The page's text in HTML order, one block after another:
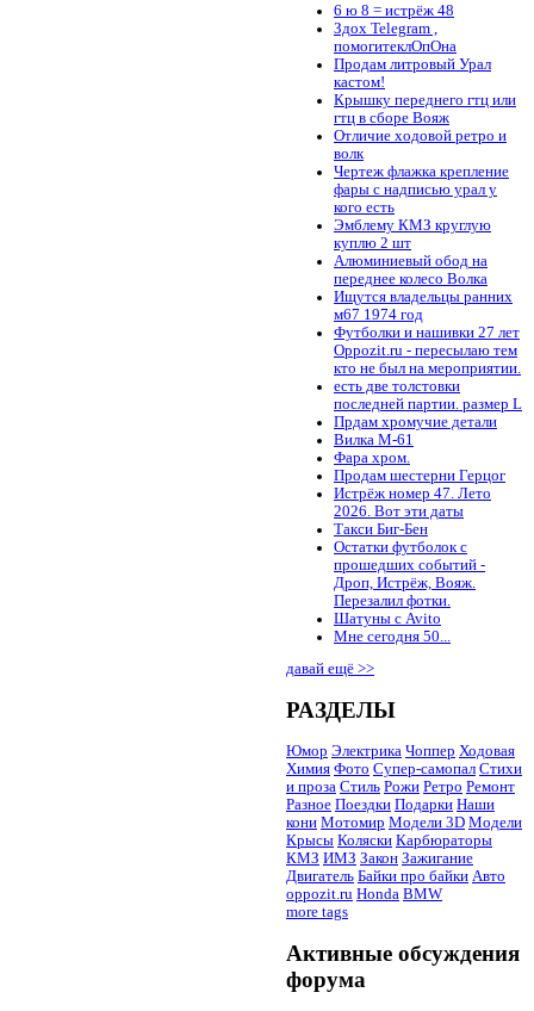
6 ю 8 = истрёж 48
Здох Telegram ,
помогитеклОпОна
Продам литровый Урал
кастом!
Крышку переднего гтц или
гтц в сборе Вояж
Отличие ходовой ретро и
волк
Чертеж флажка крепление
фары с надписью урал у
кого есть
Эмблему КМЗ круглую
куплю 2 шт
Алюминиевый обод на
переднее колесо Волка
Ищутся владельцы ранних
м67 1974 год
Футболки и нашивки 27 лет
Oppozit.ru - пересылаю тем
кто не был на мероприятии.
есть две толстовки
последней партии. размер L
Прдам хромучие детали
Вилка М-61
Фара хром.
Продам шестерни Герцог
Истрёж номер 47. Лето
2026. Вот эти даты
Такси Биг-Бен
Остатки футболок с
прошедших событий -
Дроп, Истрёж, Вояж.
Перезалил фотки.
Шатуны с Avito
Мне сегодня 50...
давай ещё >>
РАЗДЕЛЫ
Юмор Электрика Чоппер Ходовая
Химия Фото Супер-самопал Стихи
и проза Стиль Рожи Ретро Ремонт
Разное Поездки Подарки Наши
кони Мотомир Модели 3D Модели
Крысы Коляски Карбюраторы
КМЗ ИМЗ Закон Зажигание
Двигатель Байки про байки Авто
oppozit.ru Honda BMW
more tags
Активные обсуждения
форума